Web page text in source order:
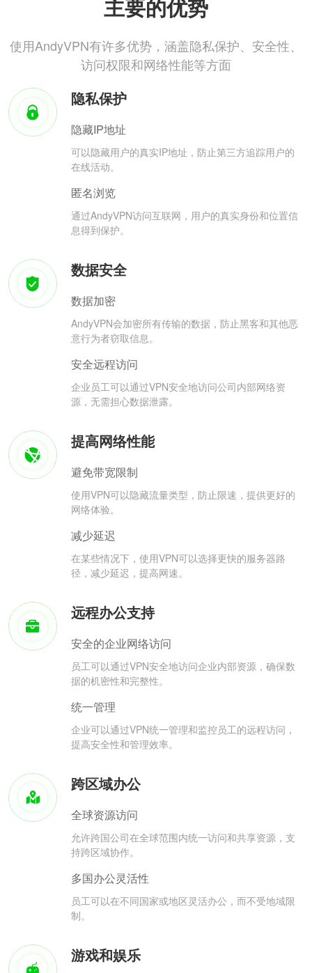
主要的优势
使用AndyVPN有许多优势，涵盖隐私保护、安全性、
访问权限和网络性能等方面
隐私保护
隐藏IP地址
可以隐藏用户的真实IP地址，防止第三方追踪用户的
在线活动。
匿名浏览
通过AndyVPN访问互联网，用户的真实身份和位置信
息得到保护。
数据安全
数据加密
AndyVPN会加密所有传输的数据，防止黑客和其他恶
意行为者窃取信息。
安全远程访问
企业员工可以通过VPN安全地访问公司内部网络资
源，无需担心数据泄露。
提高网络性能
避免带宽限制
使用VPN可以隐藏流量类型，防止限速，提供更好的
网络体验。
减少延迟
在某些情况下，使用VPN可以选择更快的服务器路
径，减少延迟，提高网速。
远程办公支持
安全的企业网络访问
员工可以通过VPN安全地访问企业内部资源，确保数
据的机密性和完整性。
统一管理
企业可以通过VPN统一管理和监控员工的远程访问，
提高安全性和管理效率。
跨区域办公
全球资源访问
允许跨国公司在全球范围内统一访问和共享资源，支
持跨区域协作。
多国办公灵活性
员工可以在不同国家或地区灵活办公，而不受地域限
制。
游戏和娱乐